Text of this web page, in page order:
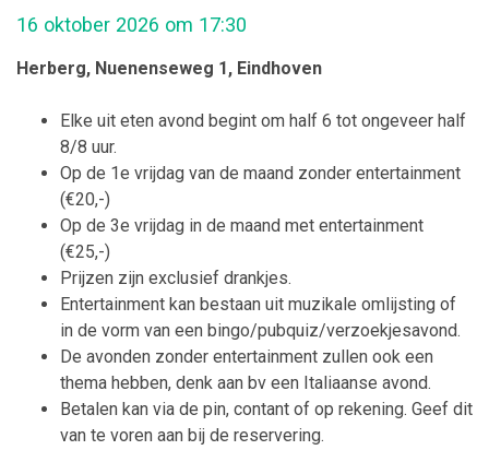
16 oktober 2026 om 17:30
Herberg, Nuenenseweg 1 , Eindhoven
Elke uit eten avond begint om half 6 tot ongeveer half
8/8 uur.
Op de 1e vrijdag van de maand zonder entertainment
(€20,-)
Op de 3e vrijdag in de maand met entertainment
(€25,-)
Prijzen zijn exclusief drankjes.
Entertainment kan bestaan uit muzikale omlijsting of
in de vorm van een bingo/pubquiz/verzoekjesavond.
De avonden zonder entertainment zullen ook een
thema hebben, denk aan bv een Italiaanse avond.
Betalen kan via de pin, contant of op rekening. Geef dit
van te voren aan bij de reservering.